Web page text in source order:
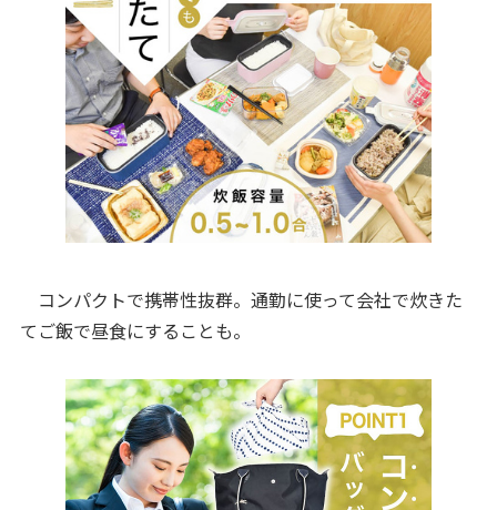
コンパクトで携帯性抜群。通勤に使って会社で炊きた
てご飯で昼食にすることも。